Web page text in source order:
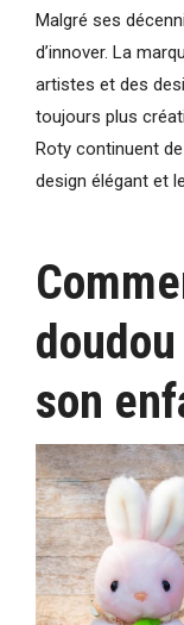
Malgré ses
d’innover. La
artistes et des
toujours plus
Roty continuent
design élégant et
son